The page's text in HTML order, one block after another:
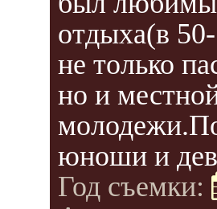
отдыха(в
не только
но и
юноши и
Год съемки: